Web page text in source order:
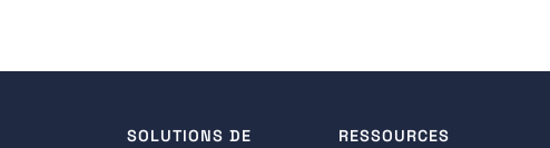
SOLUTIONS DE
RESSOURCES